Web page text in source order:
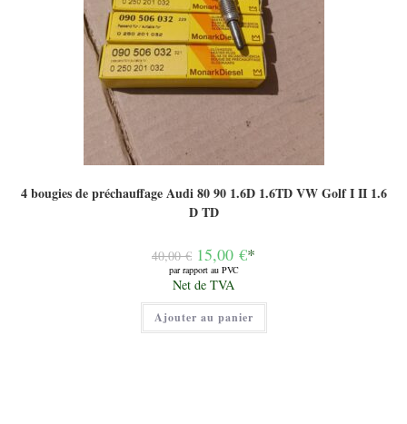
4 bougies de préchauffage Audi 80 90 1.6D 1.6TD VW Golf I II 1.6
D TD
40,00€ Le
prix
initial
était :
40,00 €.
15,00 €*
par rapport au PVC
Le
prix
actuel
est :
15,00 €.
Net de TVA
Ajouter au panier